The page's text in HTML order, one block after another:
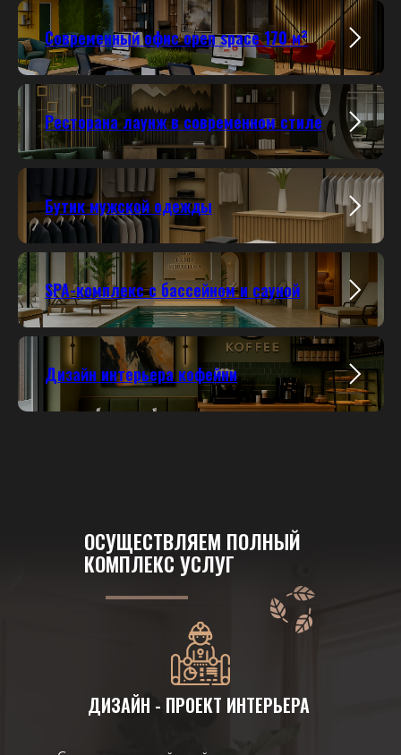
Современный офис open space170 м²
Ресторана лаунж в современном стиле
Бутик мужской одежды
SPA-комплекс с бассейном и сауной
Дизайн интерьера кофейни
ДИЗАЙН - ПРОЕКТ ИНТЕРЬЕРА
ОСУЩЕСТВЛЯЕМ ПОЛНЫЙ
КОМПЛЕКС УСЛУГ